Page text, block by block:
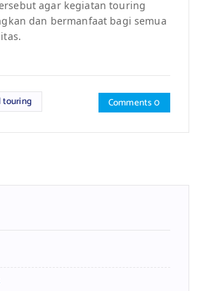
agar kegiatan touring
dan bermanfaat bagi semua
touring Comments 0